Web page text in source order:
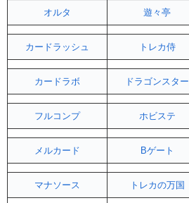
オルタ 遊々亭
カードラッシュ トレカ侍
カードラボ ドラゴンスター
フルコンプ ホビステ
メルカード Bゲート
マナソース トレカの万国